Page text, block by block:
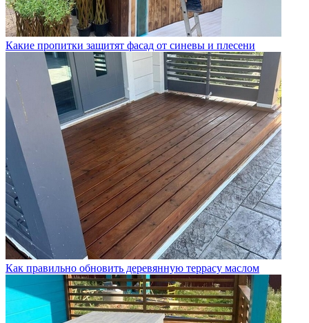
Какие пропитки защитят фасад от синевы и плесени
Как правильно обновить деревянную террасу маслом